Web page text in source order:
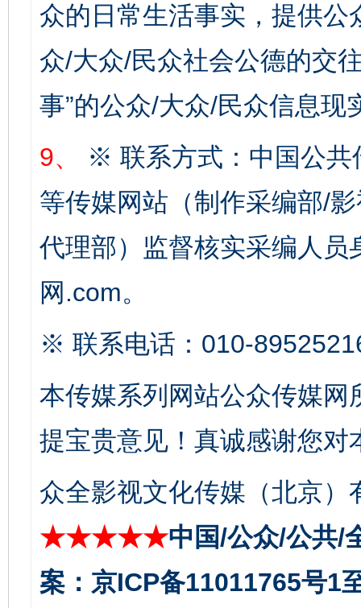
众的日常生活事实，提供
众/大众/民众社会公德的交
事”的公众/大众/民众信息现
9、
※ 联系方式：中国公共
等传媒网站（制作采编部/
代理部）监督核实采编人员
网.com。
※ 联系电话：010-
本传媒系列网站公众传媒
提宝贵意见！真诚感谢您
众全影视文化传媒（北京）
★★★★★中国/公众/公共/
案：京ICP备11011765号1
东山县通报“牛蛙产品抗生素超标问题” 法
千年窑火 生生不息 一